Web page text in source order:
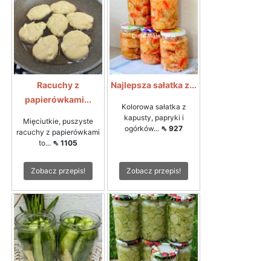
Racuchy z
papierówkami...
Mięciutkie, puszyste
racuchy z papierówkami
to... ⇖ 1105
Zobacz przepis!
Najlepsza sałatka z...
Kolorowa sałatka z
kapusty, papryki i
ogórków... ⇖ 927
Zobacz przepis!